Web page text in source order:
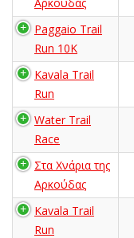
Paggaio Trail
Run 10K
Kavala Trail
Run
Water Trail
Race
Στα Χνάρια της
Αρκούδας
Kavala Trail
Run